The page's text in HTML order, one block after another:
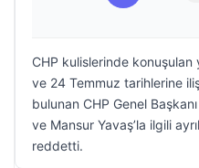
CHP kulislerinde
ve 24 Temmuz tarihlerine
bulunan CHP Genel
ve Mansur Yavaş’la ilgili
reddetti.